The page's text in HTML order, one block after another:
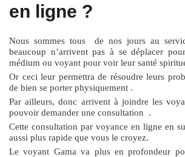
en ligne ?
Nous sommes tous de nos jours au
beaucoup n’arrivent pas à se déplacer
médium ou voyant pour voir leur santé
Or ceci leur permettra de résoudre leurs
de bien se porter physiquement .
Par ailleurs, donc arrivent à joindre les
pouvoir demander une consultation .
Cette consultation par voyance en ligne en
aussi plus rapide que vous le croyez.
Le voyant Gama va plus en profondeur